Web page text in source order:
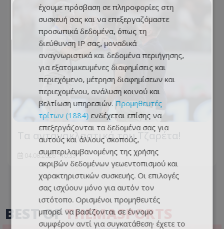
Τα αντανακλαστικά του Τζαρέτα!
04.08.2026 - 10:33
BEST OFTHEMASPORTS
έχουμε πρόσβαση σε πληροφορίες στη
συσκευή σας και να επεξεργαζόμαστε
προσωπικά δεδομένα, όπως τη
διεύθυνση IP σας, μοναδικά
αναγνωριστικά και δεδομένα περιήγησης,
για εξατομικευμένες διαφημίσεις και
περιεχόμενο, μέτρηση διαφημίσεων και
περιεχομένου, ανάλυση κοινού και
βελτίωση υπηρεσιών.Προμηθευτές
τρίτων (1884) ενδέχεται επίσης να
επεξεργάζονται τα δεδομένα σας για
αυτούς και άλλους σκοπούς,
συμπεριλαμβανομένης της χρήσης
ακριβών δεδομένων γεωεντοπισμού και
χαρακτηριστικών συσκευής. Οι επιλογές
σας ισχύουν μόνο για αυτόν τον
ιστότοπο. Ορισμένοι προμηθευτές
μπορεί να βασίζονται σε έννομο
συμφέρον αντί για συγκατάθεση· έχετε το